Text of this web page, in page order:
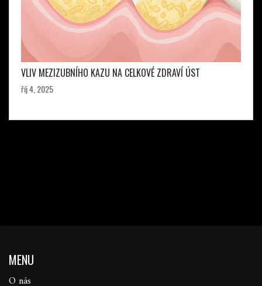
VLIV MEZIZUBNÍHO KAZU NA CELKOVÉ ZDRAVÍ ÚST
říj 4, 2025
MENU
O nás